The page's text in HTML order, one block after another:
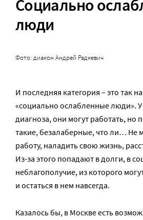
Социально
люди
Фото: диакон Андрей Радкевич
И последняя категория – это так
«социально ослабленные люди». У
диагноза, они могут работать, но
такие, безалаберные, что ли… Не
работу, наладить свою жизнь,
Из-за этого попадают в долги, в
неблагополучие, из которого
и остаться в нем навсегда.
Казалось бы, в Москве есть